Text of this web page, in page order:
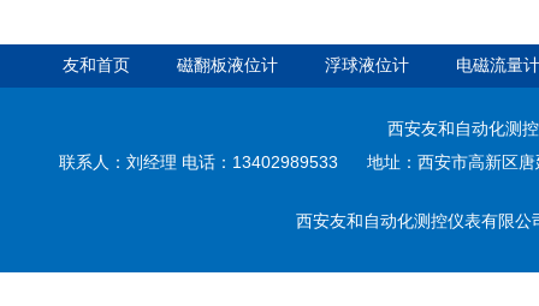
友和首页 磁翻板液位计 浮球液位计 电磁流量计
西安友和自动化测
联系人：刘经理 电话：13402989533 地址：西安市高新区
西安友和自动化测控仪表有限公